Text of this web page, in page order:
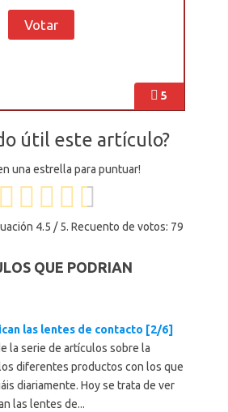
5
útil este artículo?
una estrella para puntuar!
4.5 / 5. Recuento de votos: 79
QUE PODRIAN
las lentes de contacto [2/6]
la serie de artículos sobre la
diferentes productos con los que
diariamente. Hoy se trata de ver
las lentes de...